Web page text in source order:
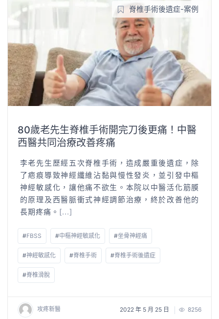
脊椎手術後遺症-案例
80歲老先生脊椎手術開完刀後更痛！中醫
西醫共同治療改善疼痛
李老先生歷經五次脊椎手術，造成嚴重後遺症，除
了疤痕導致神經纖維沾黏與慢性發炎，並引發中樞
神經敏感化，讓他痛不欲生。本院以中醫活化筋膜
的原理及西醫脈衝式神經調節治療，終於改善他的
長期疼痛。 [...]
#FBSS #中樞神經敏感化 #坐骨神經痛
#神經敏感化 #脊椎手術 #脊椎手術後遺症
#脊椎滑脫
攻疼新醫 2022 年 5 月 25 日 8256